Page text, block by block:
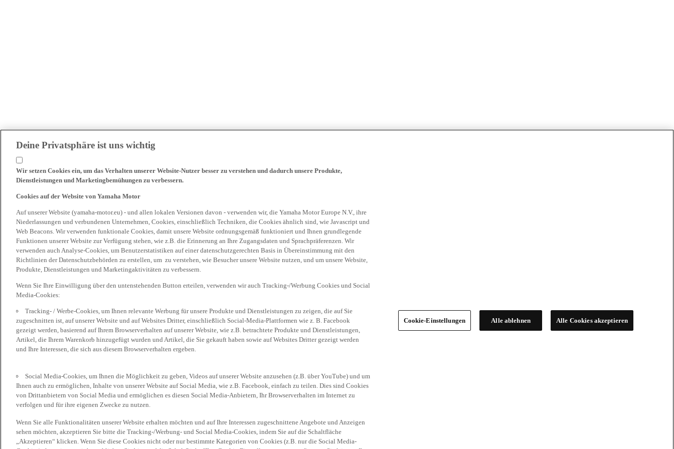
Deine Privatsphäre ist uns wichtig
Wir setzen Cookies ein, um das Verhalten unserer Website-Nutzer besser zu verstehen und dadurch unsere Produkte,
Dienstleistungen und Marketingbemühungen zu verbessern.
Cookies auf der Website von Yamaha Motor
Auf unserer Website (yamaha-motor.eu) - und allen lokalen Versionen davon - verwenden wir, die Yamaha Motor Europe N.V., ihre
Niederlassungen und verbundenen Unternehmen, Cookies, einschließlich Techniken, die Cookies ähnlich sind, wie Javascript und
Web Beacons. Wir verwenden funktionale Cookies, damit unsere Website ordnungsgemäß funktioniert und Ihnen grundlegende
Funktionen unserer Website zur Verfügung stehen, wie z.B. die Erinnerung an Ihre Zugangsdaten und Sprachpräferenzen. Wir
verwenden auch Analyse-Cookies, um Benutzerstatistiken auf einer datenschutzgerechten Basis in Übereinstimmung mit den
Richtlinien der Datenschutzbehörden zu erstellen, um zu verstehen, wie Besucher unsere Website nutzen, und um unsere Website,
Produkte, Dienstleistungen und Marketingaktivitäten zu verbessern.
Wenn Sie Ihre Einwilligung über den untenstehenden Button erteilen, verwenden wir auch Tracking-/Werbung Cookies und Social
Media-Cookies:
Tracking- / Werbe-Cookies, um Ihnen relevante Werbung für unsere Produkte und Dienstleistungen zu zeigen, die auf Sie
zugeschnitten ist, auf unserer Website und auf Websites Dritter, einschließlich Social-Media-Plattformen wie z. B. Facebook
gezeigt werden, basierend auf Ihrem Browserverhalten auf unserer Website, wie z.B. betrachtete Produkte und Dienstleistungen,
Artikel, die Ihrem Warenkorb hinzugefügt wurden und Artikel, die Sie gekauft haben sowie auf Websites Dritter gezeigt werden
und Ihre Interessen, die sich aus diesem Browserverhalten ergeben.
Social Media-Cookies, um Ihnen die Möglichkeit zu geben, Videos auf unserer Website anzusehen (z.B. über YouTube) und um
Ihnen auch zu ermöglichen, Inhalte von unserer Website auf Social Media, wie z.B. Facebook, einfach zu teilen. Dies sind Cookies
von Drittanbietern von Social Media und ermöglichen es diesen Social Media-Anbietern, Ihr Browserverhalten im Internet zu
verfolgen und für ihre eigenen Zwecke zu nutzen.
Wenn Sie alle Funktionalitäten unserer Website erhalten möchten und auf Ihre Interessen zugeschnittene Angebote und Anzeigen
sehen möchten, akzeptieren Sie bitte die Tracking-/Werbung- und Social Media-Cookies, indem Sie auf die Schaltfläche
„Akzeptieren“ klicken. Wenn Sie diese Cookies nicht oder nur bestimmte Kategorien von Cookies (z.B. nur die Social Media-
Cookie-Einstellungen Alle ablehnen Alle Cookies akzeptieren